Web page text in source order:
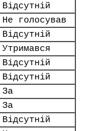
Відсутній
Не голосував
Відсутній
Утримався
Відсутній
Відсутній
За
За
Відсутній